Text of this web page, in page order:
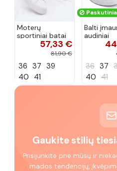
Moterų
sportiniai batai
su ažūro
elementais Big
baltos spalvos
57,33 €
81,90 €
36 37 39
40 41
Balti
audiniai
36 37
40 41
Gaukite stilių
Prisijunkite prie mūsų ir
mados tendencijų,